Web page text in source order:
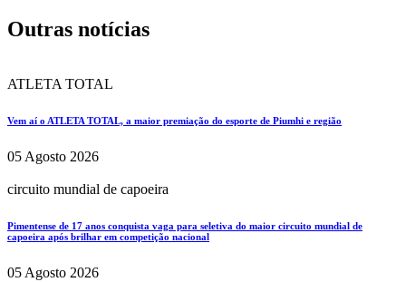
Outras notícias
ATLETA TOTAL
Vem aí o ATLETA TOTAL, a maior premiação do esporte de Piumhi e região
05 Agosto 2026
circuito mundial de capoeira
Pimentense de 17 anos conquista vaga para seletiva do maior circuito mundial de
capoeira após brilhar em competição nacional
05 Agosto 2026